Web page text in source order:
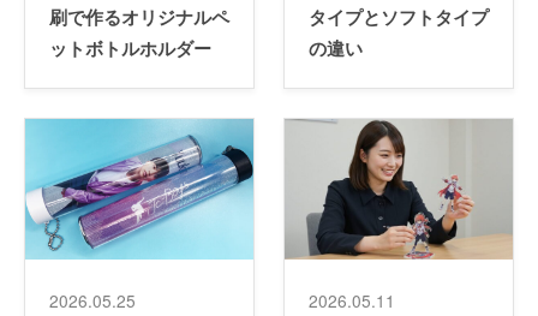
刷で作るオリジナルペ
ットボトルホルダー
タイプとソフトタイプ
の違い
2026.05.25 2026.05.11